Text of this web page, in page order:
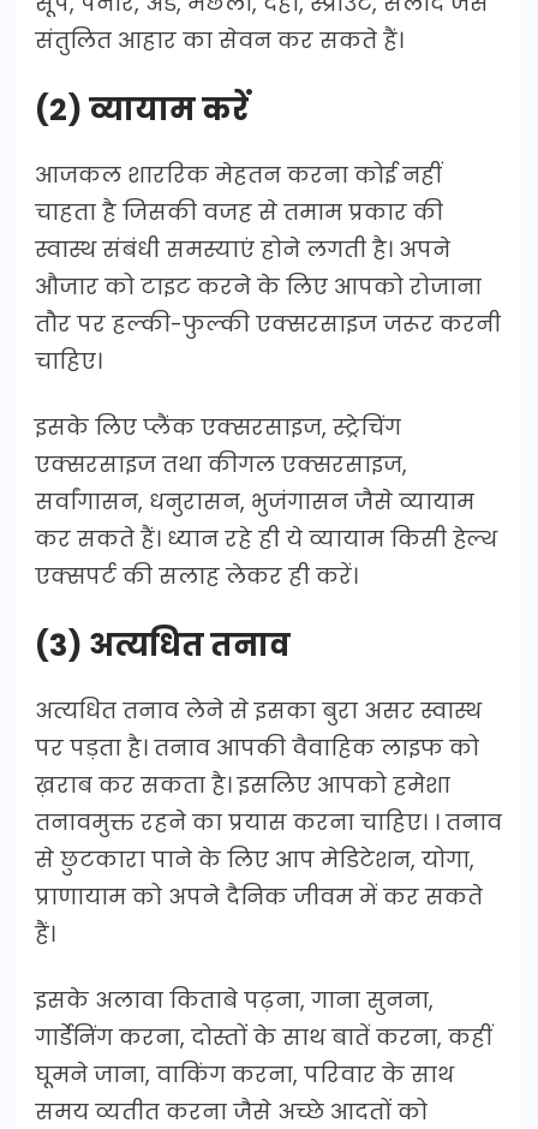
संतुलित आहार का सेवन कर सकते हैं।
(2) व्यायाम करें
आजकल शाररिक मेहतन करना कोई नहीं
चाहता है जिसकी वजह से तमाम प्रकार की
स्वास्थ संबंधी समस्याएं होने लगती है। अपने
औजार को टाइट करने के लिए आपको रोजाना
तौर पर हल्की-फुल्की एक्सरसाइज जरूर करनी
चाहिए।
इसके लिए प्लैंक एक्सरसाइज, स्ट्रेचिंग
एक्सरसाइज तथा कीगल एक्सरसाइज,
सर्वांगासन, धनुरासन, भुजंगासन जैसे व्यायाम
कर सकते हैं। ध्यान रहे ही ये व्यायाम किसी हेल्थ
एक्सपर्ट की सलाह लेकर ही करें।
(3) अत्यधित तनाव
अत्यधित तनाव लेने से इसका बुरा असर स्वास्थ
पर पड़ता है। तनाव आपकी वैवाहिक लाइफ को
ख़राब कर सकता है। इसलिए आपको हमेशा
तनावमुक्त रहने का प्रयास करना चाहिए। । तनाव
से छुटकारा पाने के लिए आप मेडिटेशन, योगा,
प्राणायाम को अपने दैनिक जीवम में कर सकते
हैं।
इसके अलावा किताबे पढ़ना, गाना सुनना,
गार्डेनिंग करना, दोस्तों के साथ बातें करना, कहीं
घूमने जाना, वाकिंग करना, परिवार के साथ
समय व्यतीत करना जैसे अच्छे आदतों को